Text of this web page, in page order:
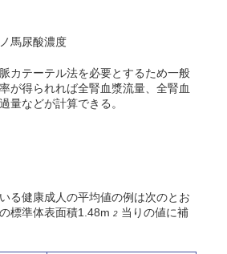
馬尿酸濃度
カテーテル法を必要とするため一般
が得られれば全腎血漿流量、全腎血
量などが計算できる。
る健康成人の平均値の例は次のとお
標準体表面積1.48m 2 当りの値に補